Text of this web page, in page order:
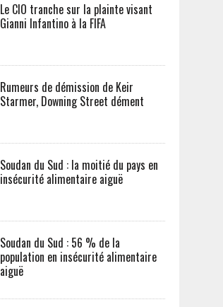
Le CIO tranche sur la plainte visant
Gianni Infantino à la FIFA
Rumeurs de démission de Keir
Starmer, Downing Street dément
Soudan du Sud : la moitié du pays en
insécurité alimentaire aiguë
Soudan du Sud : 56 % de la
population en insécurité alimentaire
aiguë